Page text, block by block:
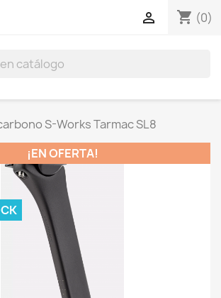
shopping_cart (0)

S-Works Tarmac SL8
¡EN OFERTA!